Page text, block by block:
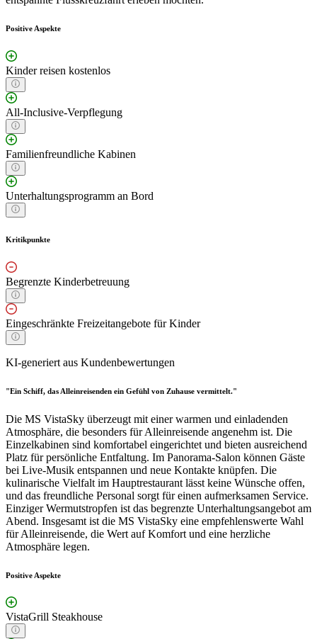
Positive Aspekte
Kinder reisen kostenlos
All-Inclusive-Verpflegung
Familienfreundliche Kabinen
Unterhaltungsprogramm an Bord
Kritikpunkte
Begrenzte Kinderbetreuung
Eingeschränkte Freizeitangebote für Kinder
KI-generiert aus Kundenbewertungen
"Ein Schiff, das Alleinreisenden ein Gefühl von Zuhause vermittelt."
Die MS VistaSky überzeugt mit einer warmen und einladenden
Atmosphäre, die besonders für Alleinreisende angenehm ist. Die
Einzelkabinen sind komfortabel eingerichtet und bieten ausreichend
Platz für persönliche Entfaltung. Im Panorama-Salon können Gäste
bei Live-Musik entspannen und neue Kontakte knüpfen. Die
kulinarische Vielfalt im Hauptrestaurant lässt keine Wünsche offen,
und das freundliche Personal sorgt für einen aufmerksamen Service.
Einziger Wermutstropfen ist das begrenzte Unterhaltungsangebot am
Abend. Insgesamt ist die MS VistaSky eine empfehlenswerte Wahl
für Alleinreisende, die Wert auf Komfort und eine herzliche
Atmosphäre legen.
Positive Aspekte
VistaGrill Steakhouse